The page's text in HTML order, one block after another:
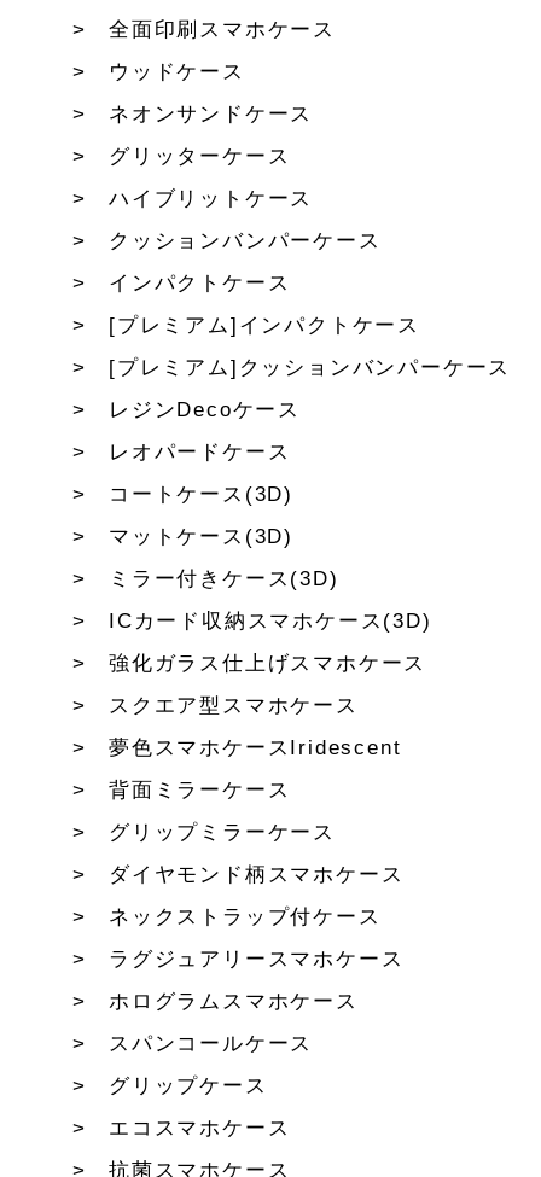
全面印刷スマホケース
ウッドケース
ネオンサンドケース
グリッターケース
ハイブリットケース
クッションバンパーケース
インパクトケース
[プレミアム]インパクトケース
[プレミアム]クッションバンパーケース
レジンDecoケース
レオパードケース
コートケース(3D)
マットケース(3D)
ミラー付きケース(3D)
ICカード収納スマホケース(3D)
強化ガラス仕上げスマホケース
スクエア型スマホケース
夢色スマホケースIridescent
背面ミラーケース
グリップミラーケース
ダイヤモンド柄スマホケース
ネックストラップ付ケース
ラグジュアリースマホケース
ホログラムスマホケース
スパンコールケース
グリップケース
エコスマホケース
抗菌スマホケース